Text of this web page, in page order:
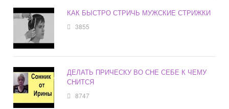
КАК БЫСТРО СТРИЧЬ МУЖСКИЕ СТРИЖКИ
3855
ДЕЛАТЬ ПРИЧЕСКУ ВО СНЕ СЕБЕ К ЧЕМУ
СНИТСЯ
8747